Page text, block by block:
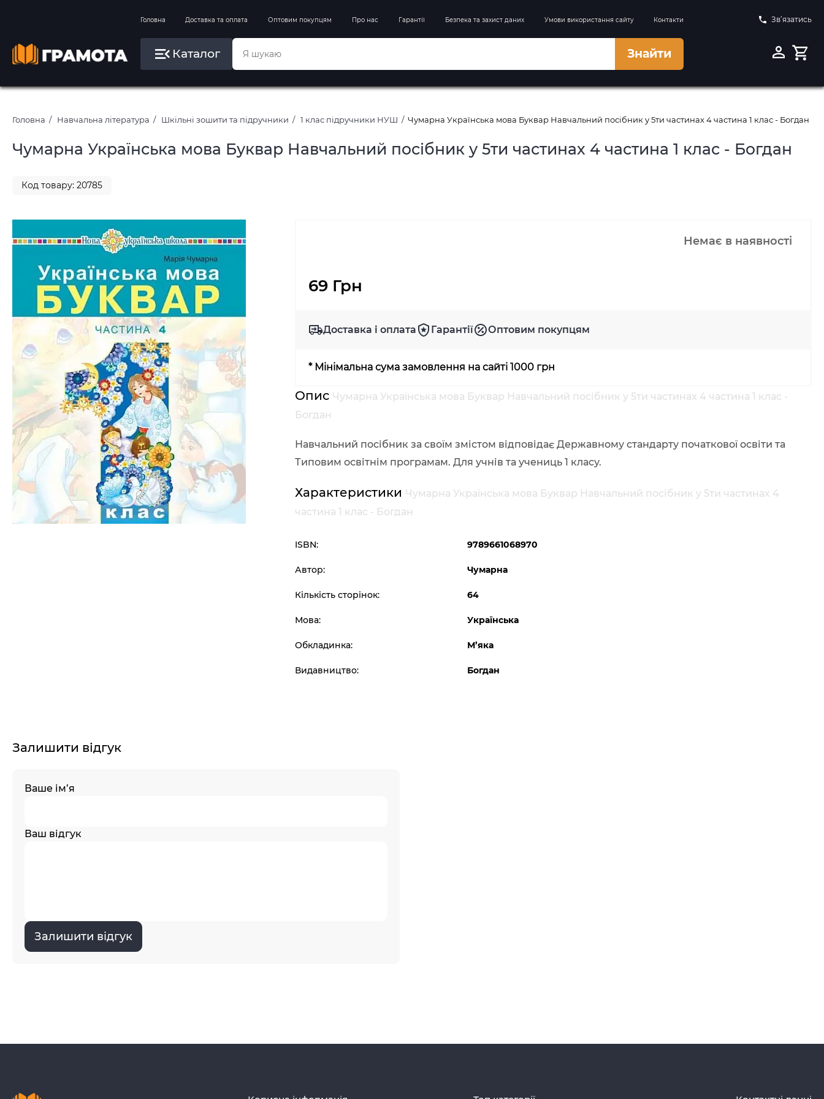
Головна Доставка та оплата Оптовим покупцям Про нас Гарантії Безпека та захист даних Умови використання сайту Контакти Зв’язатись
Каталог Знайти
Вправи на зимові канікули
Літо, пляж, плавання, басейни
Картини за номерами
Головна Навчальна література Шкільні зошити та підручники 1 клас підручники НУШ Чумарна Українська мова Буквар Навчальний посібник у 5ти частинах 4 частина 1 клас - Богдан
Чумарна Українська мова Буквар Навчальний посібник у 5ти частинах 4 частина 1 клас - Богдан
Код товару: 20785
Немає в наявності
69 Грн
Доставка і оплата Гарантії Оптовим покупцям
* Мінімальна сума замовлення на сайті 1000 грн
Опис Чумарна Українська мова Буквар Навчальний посібник у 5ти частинах 4 частина 1 клас -
Богдан
Навчальний посібник за своїм змістом відповідає Державному стандарту початкової освіти та
Типовим освітнім програмам. Для учнів та учениць 1 класу.
Характеристики Чумарна Українська мова Буквар Навчальний посібник у 5ти частинах 4
частина 1 клас - Богдан
ISBN: 9789661068970
Автор: Чумарна
Кількість сторінок: 64
Мова: Українська
Обкладинка: М’яка
Видавництво: Богдан
Залишити відгук
Ваше ім’я
Ваш відгук
Залишити відгук